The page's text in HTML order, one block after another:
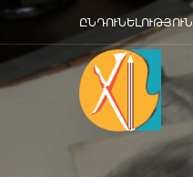
ԸՆԴՈՒՆԵԼՈՒԹՅՈՒՆ